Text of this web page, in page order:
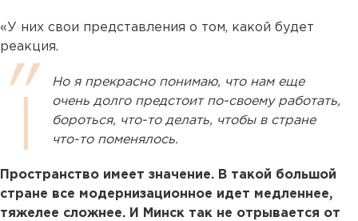
«У них свои представления о том, какой будет
реакция.
Но я прекрасно понимаю, что нам еще
очень долго предстоит по-своему работать,
бороться, что-то делать, чтобы в стране
что-то поменялось.
Пространство имеет значение. В такой большой
стране все модернизационное идет медленнее,
тяжелее сложнее. И Минск так не отрывается от